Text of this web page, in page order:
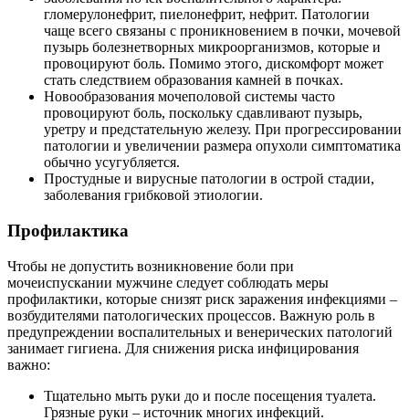
гломерулонефрит, пиелонефрит, нефрит. Патологии
чаще всего связаны с проникновением в почки, мочевой
пузырь болезнетворных микроорганизмов, которые и
провоцируют боль. Помимо этого, дискомфорт может
стать следствием образования камней в почках.
Новообразования мочеполовой системы часто
провоцируют боль, поскольку сдавливают пузырь,
уретру и предстательную железу. При прогрессировании
патологии и увеличении размера опухоли симптоматика
обычно усугубляется.
Простудные и вирусные патологии в острой стадии,
заболевания грибковой этиологии.
Профилактика
Чтобы не допустить возникновение боли при
мочеиспускании мужчине следует соблюдать меры
профилактики, которые снизят риск заражения инфекциями –
возбудителями патологических процессов. Важную роль в
предупреждении воспалительных и венерических патологий
занимает гигиена. Для снижения риска инфицирования
важно:
Тщательно мыть руки до и после посещения туалета.
Грязные руки – источник многих инфекций.